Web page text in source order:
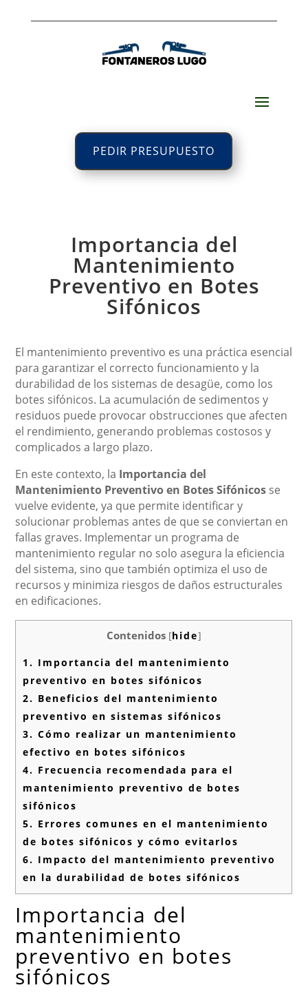
PEDIR PRESUPUESTO
Importancia del
Mantenimiento
Preventivo en Botes
Sifónicos
El mantenimiento preventivo es una práctica esencial
para garantizar el correcto funcionamiento y la
durabilidad de los sistemas de desagüe, como los
botes sifónicos. La acumulación de sedimentos y
residuos puede provocar obstrucciones que afecten
el rendimiento, generando problemas costosos y
complicados a largo plazo.
En este contexto, la Importancia del
Mantenimiento Preventivo en Botes Sifónicos se
vuelve evidente, ya que permite identificar y
solucionar problemas antes de que se conviertan en
fallas graves. Implementar un programa de
mantenimiento regular no solo asegura la eficiencia
del sistema, sino que también optimiza el uso de
recursos y minimiza riesgos de daños estructurales
en edificaciones.
Contenidos [hide]
1. Importancia del mantenimiento
preventivo en botes sifónicos
2. Beneficios del mantenimiento
preventivo en sistemas sifónicos
3. Cómo realizar un mantenimiento
efectivo en botes sifónicos
4. Frecuencia recomendada para el
mantenimiento preventivo de botes
sifónicos
5. Errores comunes en el mantenimiento
de botes sifónicos y cómo evitarlos
6. Impacto del mantenimiento preventivo
en la durabilidad de botes sifónicos
Importancia del
mantenimiento
preventivo en botes
sifónicos